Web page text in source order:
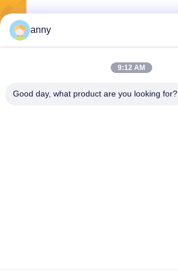
anny
9:12 AM
Good day, what product are you looking for?